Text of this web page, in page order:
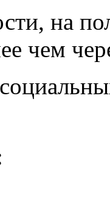
на
чем